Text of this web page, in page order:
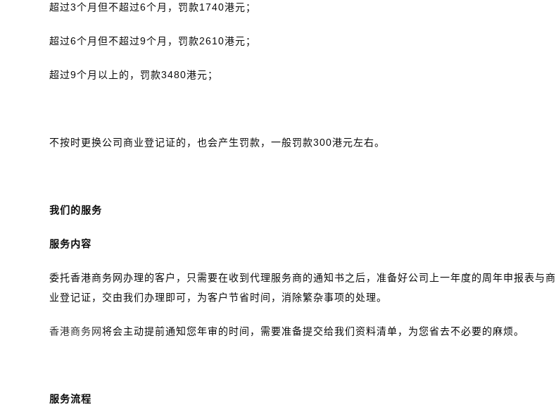
超过3个月但不超过6个月，罚款1740港元；
超过6个月但不超过9个月，罚款2610港元；
超过9个月以上的，罚款3480港元；
不按时更换公司商业登记证的，也会产生罚款，一般罚款300港元左右。
我们的服务
服务内容
委托香港商务网办理的客户，只需要在收到代理服务商的通知书之后，准备好公司上一年度的周年申报表与商
业登记证，交由我们办理即可，为客户节省时间，消除繁杂事项的处理。
香港商务网将会主动提前通知您年审的时间，需要准备提交给我们资料清单，为您省去不必要的麻烦。
服务流程